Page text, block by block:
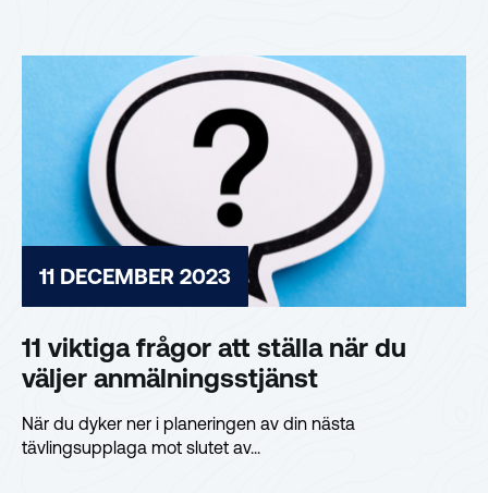
11 DECEMBER 2023
11 viktiga frågor att ställa när du
väljer anmälningsstjänst
När du dyker ner i planeringen av din nästa
tävlingsupplaga mot slutet av...